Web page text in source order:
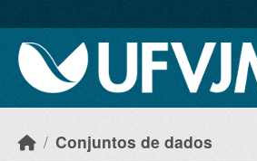
Conjuntos de dados